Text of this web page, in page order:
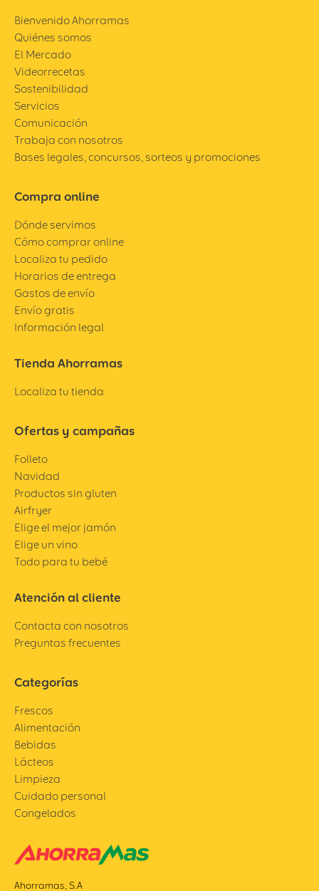
Bienvenido Ahorramas
Quiénes somos
El Mercado
Videorrecetas
Sostenibilidad
Servicios
Comunicación
Trabaja con nosotros
Bases legales, concursos, sorteos y promociones
Compra online
Dónde servimos
Cómo comprar online
Localiza tu pedido
Horarios de entrega
Gastos de envío
Envío gratis
Información legal
Tienda Ahorramas
Localiza tu tienda
Ofertas y campañas
Folleto
Navidad
Productos sin gluten
Airfryer
Elige el mejor jamón
Elige un vino
Todo para tu bebé
Atención al cliente
Contacta con nosotros
Preguntas frecuentes
Categorías
Frescos
Alimentación
Bebidas
Lácteos
Limpieza
Cuidado personal
Congelados
Ahorramas, S.A